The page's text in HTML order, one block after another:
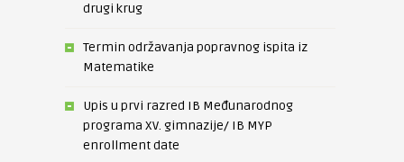
drugi krug
Termin održavanja popravnog ispita iz
Matematike
Upis u prvi razred IB Međunarodnog
programa XV. gimnazije/ IB MYP
enrollment date